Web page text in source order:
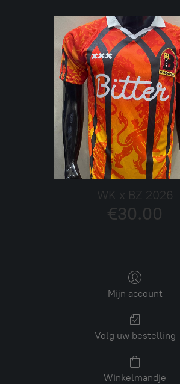
WK x BZ 2026
€30.00
Mijn account
Volg uw bestelling
Winkelmandje